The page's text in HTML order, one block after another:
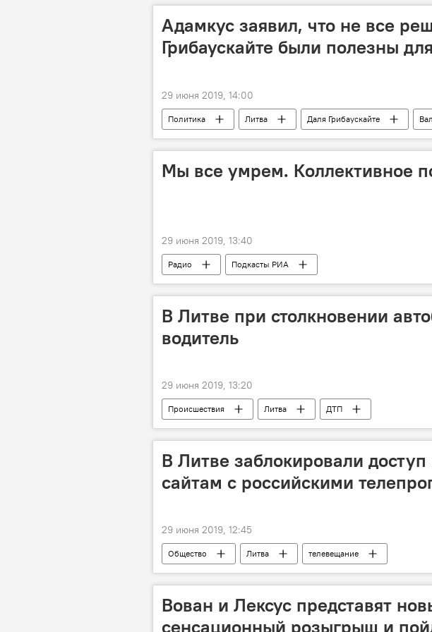
Адамкус заявил, что не все
Грибаускайте были полезны
29 июня 2019, 14:00
Политика Литва Даля Грибаускайте
Мы все умрем. Коллективное
29 июня 2019, 13:40
Радио Подкасты РИА
В Литве при столкновении
водитель
29 июня 2019, 13:20
Происшествия Литва ДТП
В Литве заблокировали
сайтам с российскими
29 июня 2019, 12:45
Общество Литва телевещание
Вован и Лексус представят
сенсационный розыгрыш и